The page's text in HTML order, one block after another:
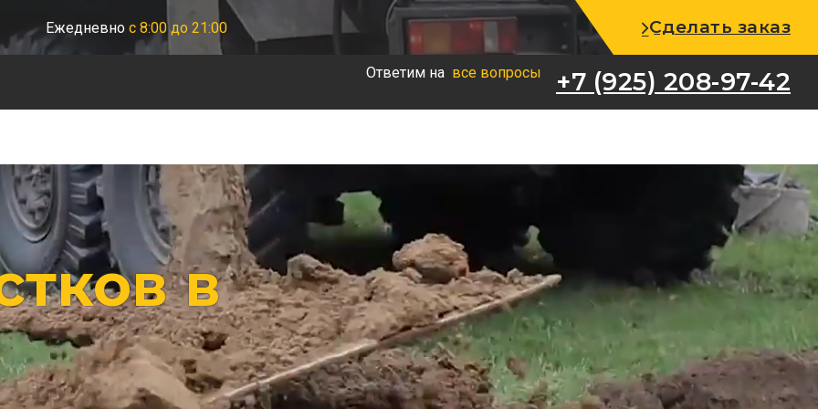
+7 (925) 208-97-42
Ежедневно с 8:00 до 21:00 Сделать заказ
Ответим на все вопросы +7 (925) 208-97-42
в